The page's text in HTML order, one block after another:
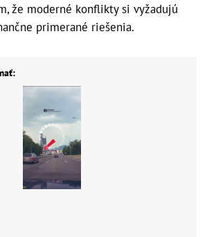
že moderné konflikty si vyžadujú
primerané riešenia.